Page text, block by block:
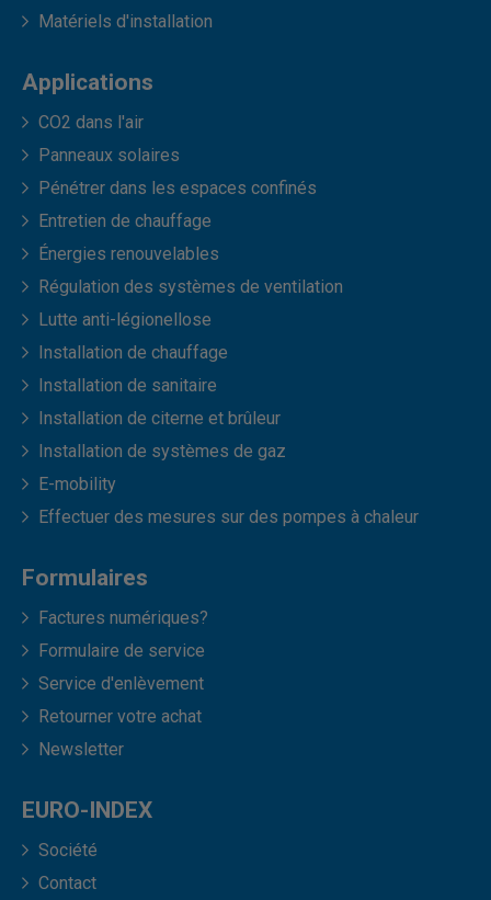
Matériels d'installation
Applications
CO2 dans l'air
Panneaux solaires
Pénétrer dans les espaces confinés
Entretien de chauffage
Énergies renouvelables
Régulation des systèmes de ventilation
Lutte anti-légionellose
Installation de chauffage
Installation de sanitaire
Installation de citerne et brûleur
Installation de systèmes de gaz
E-mobility
Effectuer des mesures sur des pompes à chaleur
Formulaires
Factures numériques?
Formulaire de service
Service d'enlèvement
Retourner votre achat
Newsletter
EURO-INDEX
Société
Contact